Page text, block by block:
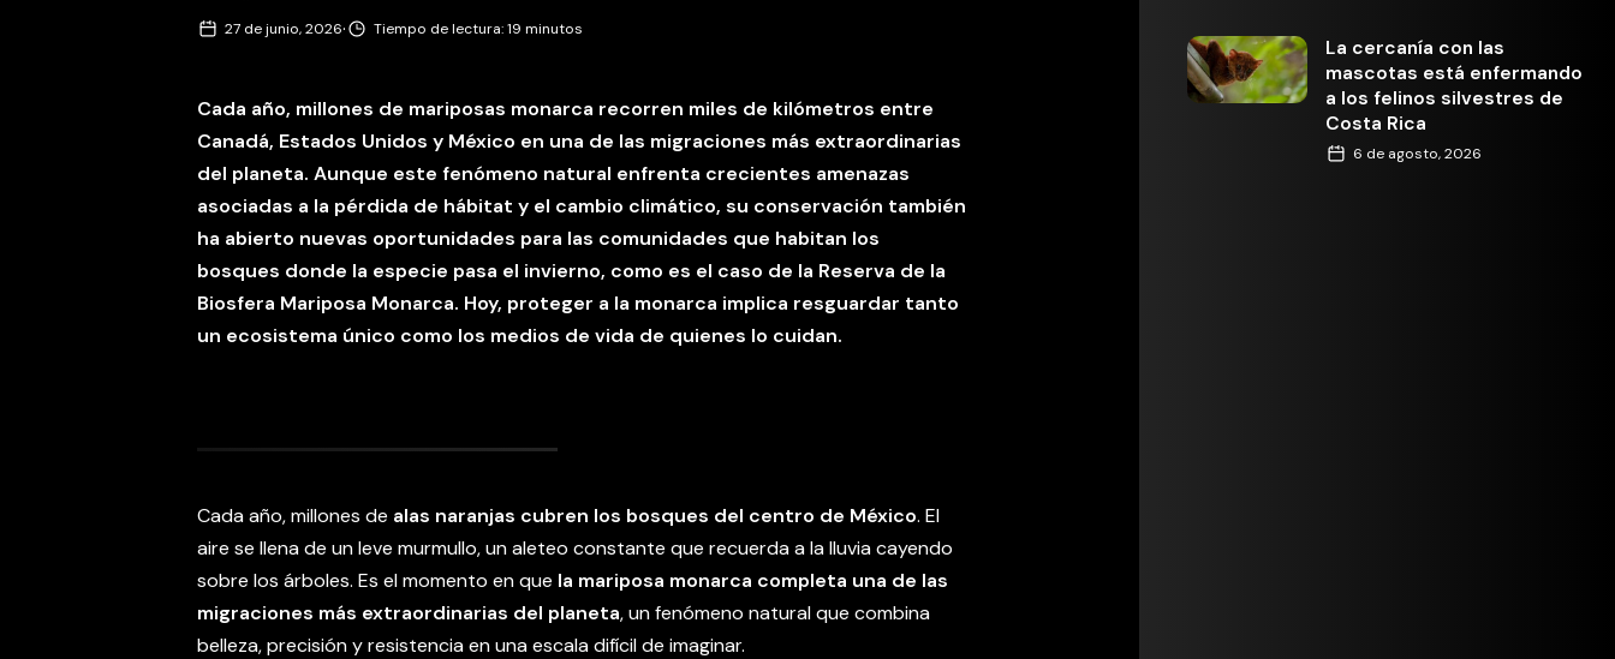
27 de junio, 2026· Tiempo de lectura: 19 minutos
Cada año, millones de mariposas monarca recorren miles de kilómetros entre
Canadá, Estados Unidos y México en una de las migraciones más extraordinarias
del planeta. Aunque este fenómeno natural enfrenta crecientes amenazas
asociadas a la pérdida de hábitat y el cambio climático, su conservación también
ha abierto nuevas oportunidades para las comunidades que habitan los
bosques donde la especie pasa el invierno, como es el caso de la Reserva de la
Biosfera Mariposa Monarca. Hoy, proteger a la monarca implica resguardar tanto
un ecosistema único como los medios de vida de quienes lo cuidan.
Cada año, millones de alas naranjas cubren los bosques del centro de México. El
aire se llena de un leve murmullo, un aleteo constante que recuerda a la lluvia cayendo
sobre los árboles. Es el momento en que la mariposa monarca completa una de las
migraciones más extraordinarias del planeta, un fenómeno natural que combina
belleza, precisión y resistencia en una escala difícil de imaginar.
La cercanía con las
mascotas está enfermando
a los felinos silvestres de
Costa Rica
6 de agosto, 2026